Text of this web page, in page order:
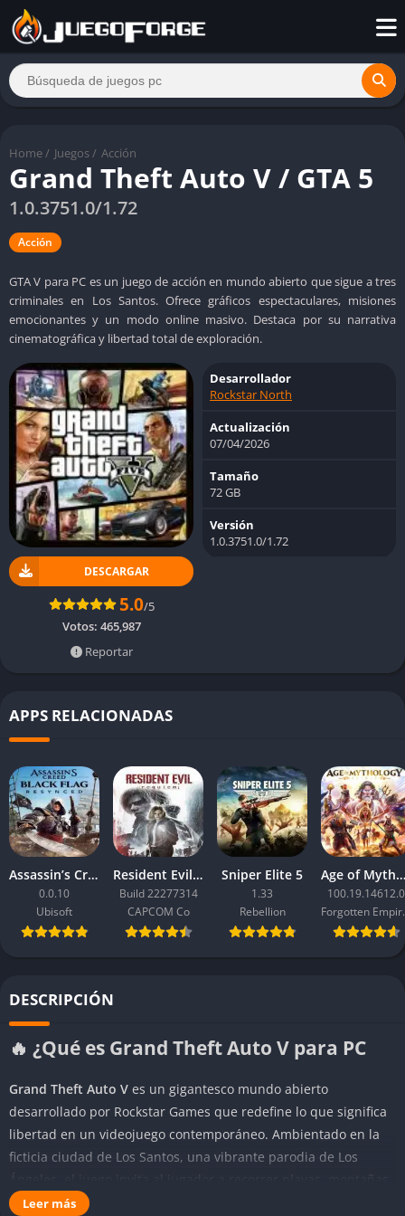
Home / Juegos / Acción
Grand Theft Auto V / GTA 5
1.0.3751.0/1.72
Acción
GTA V para PC es un juego de acción en mundo abierto que sigue a tres
criminales en Los Santos. Ofrece gráficos espectaculares, misiones
emocionantes y un modo online masivo. Destaca por su narrativa
cinematográfica y libertad total de exploración.
DESCARGAR
5.0/5
Votos: 465,987
Reportar
Desarrollador
Rockstar North
Actualización
07/04/2026
Tamaño
72 GB
Versión
1.0.3751.0/1.72
APPS RELACIONADAS
Assassin’s Creed Black Flag Resynced
0.0.10
Ubisoft
Resident Evil Requiem
Build 22277314
CAPCOM Co
Sniper Elite 5
1.33
Rebellion
Age of Mythology: Retold
100.19.14612.0
DESCRIPCIÓN
🔥 ¿Qué es Grand Theft Auto V para PC
Grand Theft Auto V es un gigantesco mundo abierto
desarrollado por Rockstar Games que redefine lo que significa
libertad en un videojuego contemporáneo. Ambientado en la
ficticia ciudad de Los Santos, una vibrante parodia de Los
Ángeles, el juego invita al jugador a recorrer playas, montañas
y barrios urbanos en una historia que mezcla crimen, sátira y
Leer más